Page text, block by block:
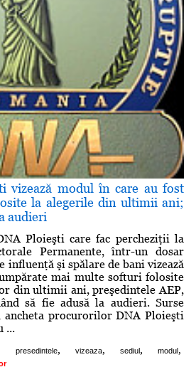
vizează modul în care au fost
la alegerile din ultimii ani;
audieri
Ploieşti care fac percheziţii la
Permanente, într-un dosar
influenţă şi spălare de bani vizează
mai multe softuri folosite
din ultimii ani, preşedintele AEP,
să fie adusă la audieri. Surse
ancheta procurorilor DNA Ploieşti
...
presedintele, vizeaza, sediul , modul ,